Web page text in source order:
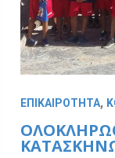
ΕΠΙΚΑΙΡΟΤΗΤΑ,